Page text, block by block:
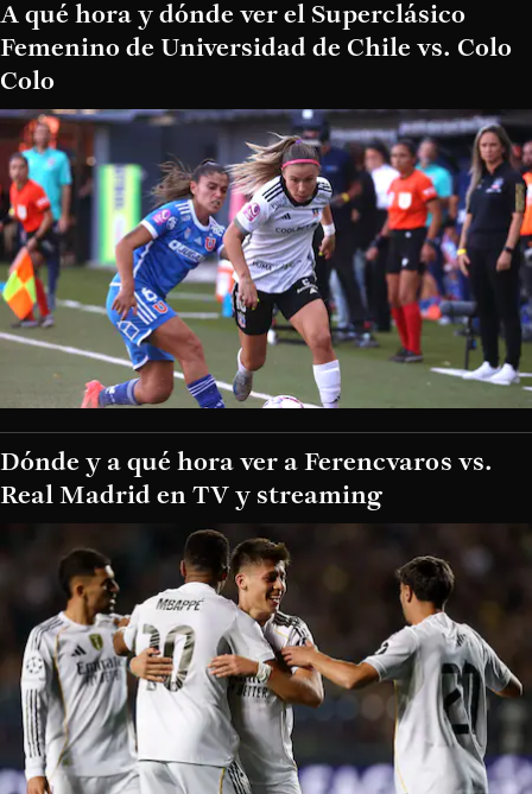
A qué hora y dónde ver el Superclásico
Femenino de Universidad de Chile vs. Colo
Colo
Dónde y a qué hora ver a Ferencvaros vs.
Real Madrid en TV y streaming